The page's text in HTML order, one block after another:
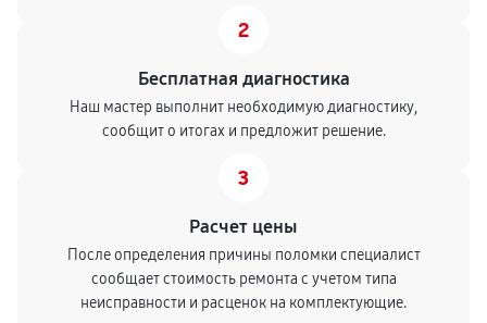
2
Бесплатная диагностика
Наш мастер выполнит необходимую диагностику,
сообщит о итогах и предложит решение.
3
Расчет цены
После определения причины поломки специалист
сообщает стоимость ремонта с учетом типа
неисправности и расценок на комплектующие.